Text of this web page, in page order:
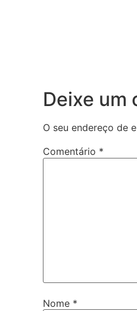
Deixe um
O seu endereço de
Comentário *
Nome *